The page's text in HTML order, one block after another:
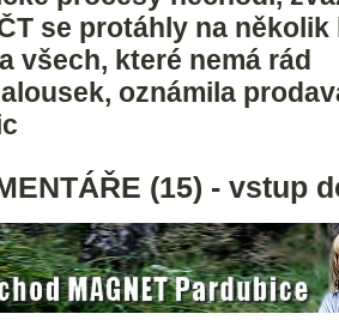
se protáhly na
všech, které nemá rád
oznámila
(15) - vstup